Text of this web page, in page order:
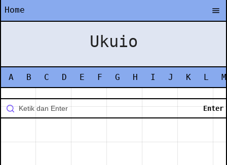
Home
Ukuio
A B C D E F G H I J K L M